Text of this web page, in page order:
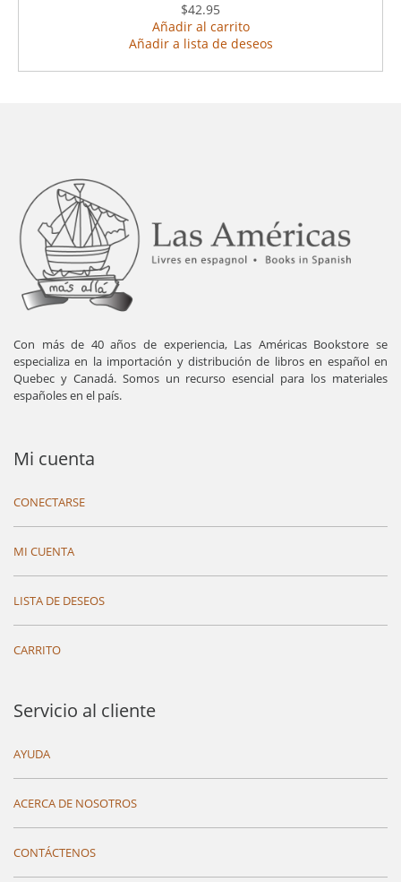
$42.95
Añadir al carrito
Añadir a lista de deseos
Con más de 40 años de experiencia, Las Américas Bookstore se
especializa en la importación y distribución de libros en español en
Quebec y Canadá. Somos un recurso esencial para los materiales
españoles en el país.
Mi cuenta
CONECTARSE
MI CUENTA
LISTA DE DESEOS
CARRITO
Servicio al cliente
AYUDA
ACERCA DE NOSOTROS
CONTÁCTENOS